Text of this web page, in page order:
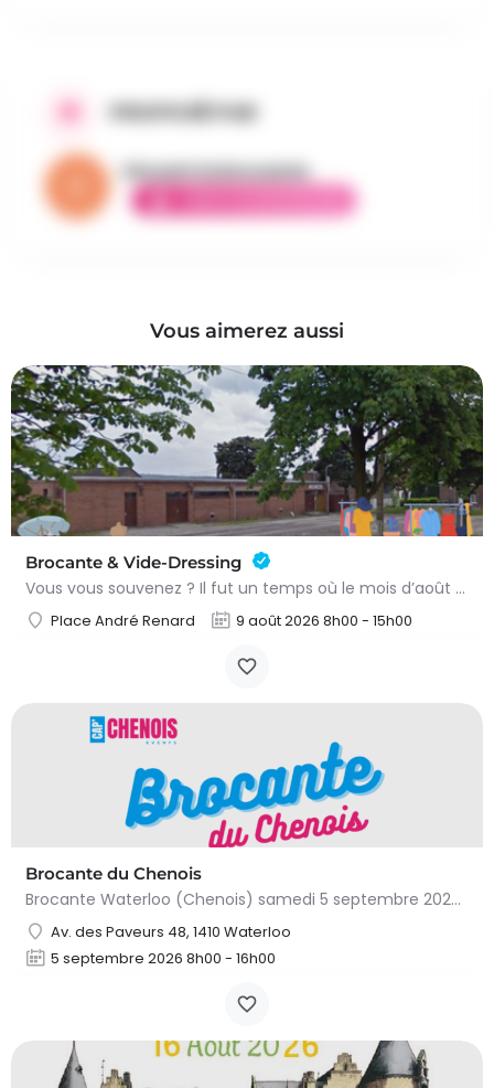
PROPOSÉ PAR
Vincent la brocante
Vous aimerez aussi
Brocante & Vide-Dressing
Vous vous souvenez ? Il fut un temps où le mois d’août au Viamont rimait avec festivités, convivialité et…
Place André Renard 9 août 2026 8h00 - 15h00
Brocante du Chenois
Brocante Waterloo (Chenois) samedi 5 septembre 2026 (8 à 16h) L’asbl Cap’Chenois vous propose de vendre et…
Av. des Paveurs 48, 1410 Waterloo
5 septembre 2026 8h00 - 16h00